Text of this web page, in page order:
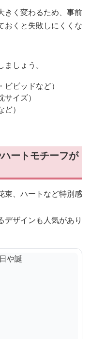
きく変わるため、事前
おくと失敗しにくくな
しょう。
ビッドなど）
イズ）
）
ートモチーフが
束、ハートなど特別感
デザインも人気があり